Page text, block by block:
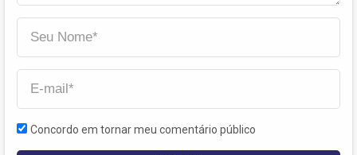
Concordo em tornar meu comentário público